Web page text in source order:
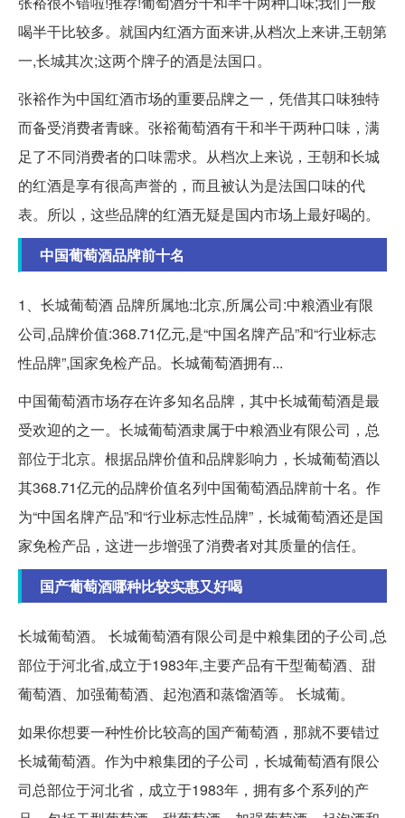
喝半干比较多。就国内红酒方面来讲,从档次上来讲,王朝第
一,长城其次;这两个牌子的酒是法国口。
张裕作为中国红酒市场的重要品牌之一，凭借其口味独特
而备受消费者青睐。张裕葡萄酒有干和半干两种口味，满
足了不同消费者的口味需求。从档次上来说，王朝和长城
的红酒是享有很高声誉的，而且被认为是法国口味的代
表。所以，这些品牌的红酒无疑是国内市场上最好喝的。
中国葡萄酒品牌前十名
1、长城葡萄酒 品牌所属地:北京,所属公司:中粮酒业有限
公司,品牌价值:368.71亿元,是“中国名牌产品”和“行业标志
性品牌”,国家免检产品。长城葡萄酒拥有...
中国葡萄酒市场存在许多知名品牌，其中长城葡萄酒是最
受欢迎的之一。长城葡萄酒隶属于中粮酒业有限公司，总
部位于北京。根据品牌价值和品牌影响力，长城葡萄酒以
其368.71亿元的品牌价值名列中国葡萄酒品牌前十名。作
为“中国名牌产品”和“行业标志性品牌”，长城葡萄酒还是国
家免检产品，这进一步增强了消费者对其质量的信任。
国产葡萄酒哪种比较实惠又好喝
长城葡萄酒。 长城葡萄酒有限公司是中粮集团的子公司,总
部位于河北省,成立于1983年,主要产品有干型葡萄酒、甜
葡萄酒、加强葡萄酒、起泡酒和蒸馏酒等。 长城葡。
如果你想要一种性价比较高的国产葡萄酒，那就不要错过
长城葡萄酒。作为中粮集团的子公司，长城葡萄酒有限公
司总部位于河北省，成立于1983年，拥有多个系列的产